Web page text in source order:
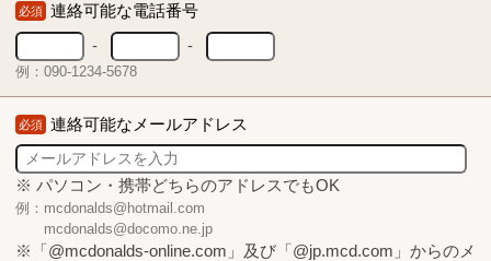
必須 連絡可能な電話番号
-
-
例：090-1234-5678
必須 連絡可能なメールアドレス
※ パソコン・携帯どちらのアドレスでもOK
例：mcdonalds@hotmail.com
mcdonalds@docomo.ne.jp
※「@mcdonalds-online.com」及び「@jp.mcd.com」からのメ